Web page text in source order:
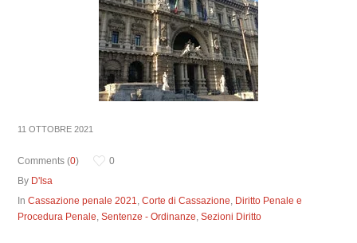
11 OTTOBRE 2021
Comments (0)
0
By D'Isa
InCassazione penale 2021,Corte di Cassazione, Diritto Penale e
Procedura Penale,Sentenze - Ordinanze,Sezioni Diritto